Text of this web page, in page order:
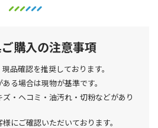
購入の注意事項
品確認を推奨しております。
る場合は現物が基準です。
・ヘコミ・油汚れ・切粉などがあり
にご確認いただいております。